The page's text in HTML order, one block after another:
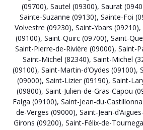
(09700), Sautel (09300), Saurat
Sainte-Suzanne (09130), Sainte-Foi
Volvestre (09230), Saint-Ybars (09210),
(09100), Saint-Quirc (09700), Saint-
Saint-Pierre-de-Rivière (09000), Saint-
Saint-Michel (82340), Saint-Michel
(09100), Saint-Martin-d’Oydes (09100),
(09000), Saint-Lizier (09190), Saint-
(09800), Saint-Julien-de-Gras-Capou
Falga (09100), Saint-Jean-du-
de-Verges (09000), Saint-Jean-
Girons (09200), Saint-Félix-de-